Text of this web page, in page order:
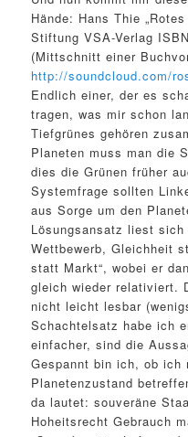
Hände: Hans Thie
Stiftung VSA-Verlag
(Mittschnitt einer
http://soundcloud.com/
Endlich einer, der es
tragen, was mir schon
Tiefgrünes gehören
Planeten muss man die
dies die Grünen früher
Systemfrage sollten
aus Sorge um den
Lösungsansatz liest
Wettbewerb, Gleichheit
statt Markt“, wobei er
gleich wieder relativiert.
nicht leicht lesbar
Schachtelsatz habe ich
einfacher, sind die
Gespannt bin ich, ob ich
Planetenzustand
da lautet: souveräne
Hoheitsrecht Gebrauch